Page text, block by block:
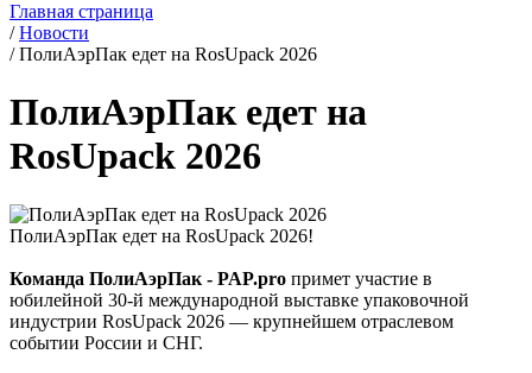
Главная страница
/ Новости
/ ПолиАэрПак едет на RosUpack 2026
ПолиАэрПак едет на
RosUpack 2026
ПолиАэрПак едет на RosUpack 2026!
Команда ПолиАэрПак - PAP.pro примет участие в
юбилейной 30-й международной выставке упаковочной
индустрии RosUpack 2026 — крупнейшем отраслевом
событии России и СНГ.